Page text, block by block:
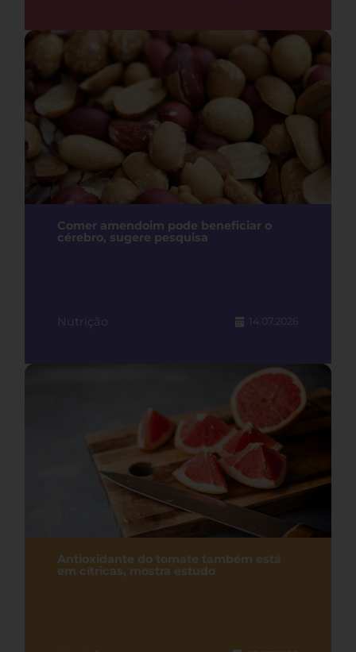
Comer amendoim pode beneficiar o
cérebro, sugere pesquisa
Nutrição 14.07.2026
Antioxidante do tomate também está
em cítricas, mostra estudo